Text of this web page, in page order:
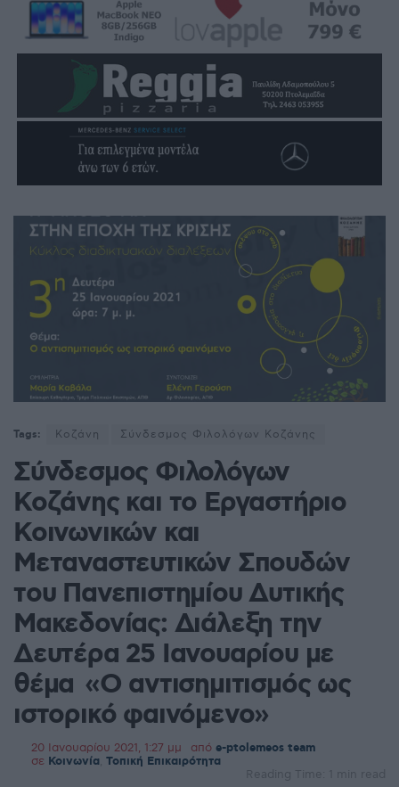
Tags: Κοζάνη Σύνδεσμος Φιλολόγων Κοζάνης
Σύνδεσμος Φιλολόγων
Κοζάνης και το Εργαστήριο
Κοινωνικών και
Μεταναστευτικών Σπουδών
του Πανεπιστημίου Δυτικής
Μακεδονίας: Διάλεξη την
Δευτέρα 25 Ιανουαρίου με
θέμα «Ο αντισημιτισμός ως
ιστορικό φαινόμενο»
20 Ιανουαρίου 2021, 1:27 μμ από e-ptolemeos team
σε Κοινωνία Τοπική Επικαιρότητα
Reading Time: 1 min read